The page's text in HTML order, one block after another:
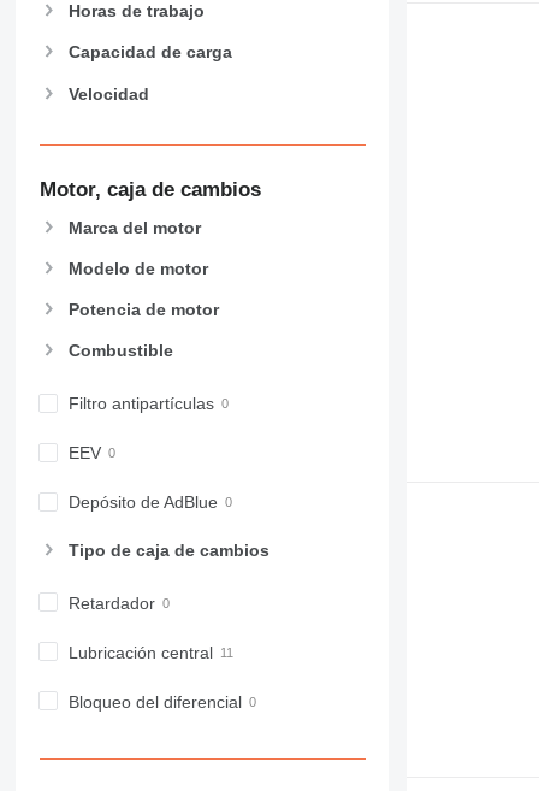
953
955
963
973
980
988
990
C-series
CS
E-series
IT
MH
PM
Horas de trabajo
Capacidad de carga
Velocidad
Motor, caja de cambios
Marca del motor
Modelo de motor
Potencia de motor
Combustible
Filtro antipartículas
EEV
Depósito de AdBlue
Tipo de caja de cambios
Retardador
Lubricación central
Bloqueo del diferencial